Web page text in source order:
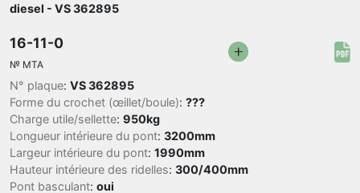
diesel - VS 362895
N° plaque: VS 362895
Forme du crochet (œillet/boule): ???
Charge utile/sellette: 950kg
Longueur intérieure du pont: 3200mm
Largeur intérieure du pont: 1990mm
Hauteur intérieure des ridelles: 300/400mm
Pont basculant: oui
16-11-0
№ MTA